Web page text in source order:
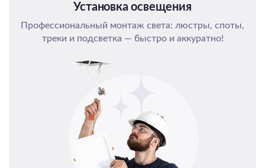
Установка освещения
Профессиональный монтаж света: люстры, споты,
треки и подсветка — быстро и аккуратно!